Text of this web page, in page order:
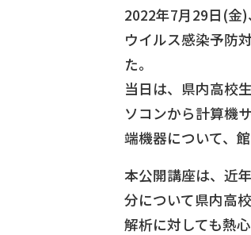
2022年7月29日(金
ウイルス感染予防
た。
当日は、県内高校
ソコンから計算機
端機器について、
本公開講座は、近
分について県内高
解析に対しても熱